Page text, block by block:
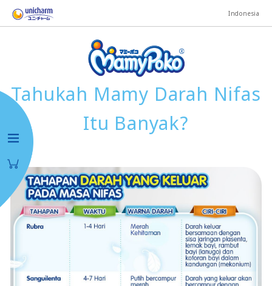
Indonesia
Tahukah Mamy Darah Nifas
Itu Banyak?